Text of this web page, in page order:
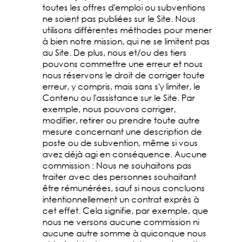
toutes les offres d'emploi ou subventions
ne soient pas publiées sur le Site. Nous
utilisons différentes méthodes pour mener
à bien notre mission, qui ne se limitent pas
au Site. De plus, nous et/ou des tiers
pouvons commettre une erreur et nous
nous réservons le droit de corriger toute
erreur, y compris, mais sans s'y limiter, le
Contenu ou l'assistance sur le Site. Par
exemple, nous pouvons corriger,
modifier, retirer ou prendre toute autre
mesure concernant une description de
poste ou de subvention, même si vous
avez déjà agi en conséquence. Aucune
commission : Nous ne souhaitons pas
traiter avec des personnes souhaitant
être rémunérées, sauf si nous concluons
intentionnellement un contrat exprès à
cet effet. Cela signifie, par exemple, que
nous ne versons aucune commission ni
aucune autre somme à quiconque nous